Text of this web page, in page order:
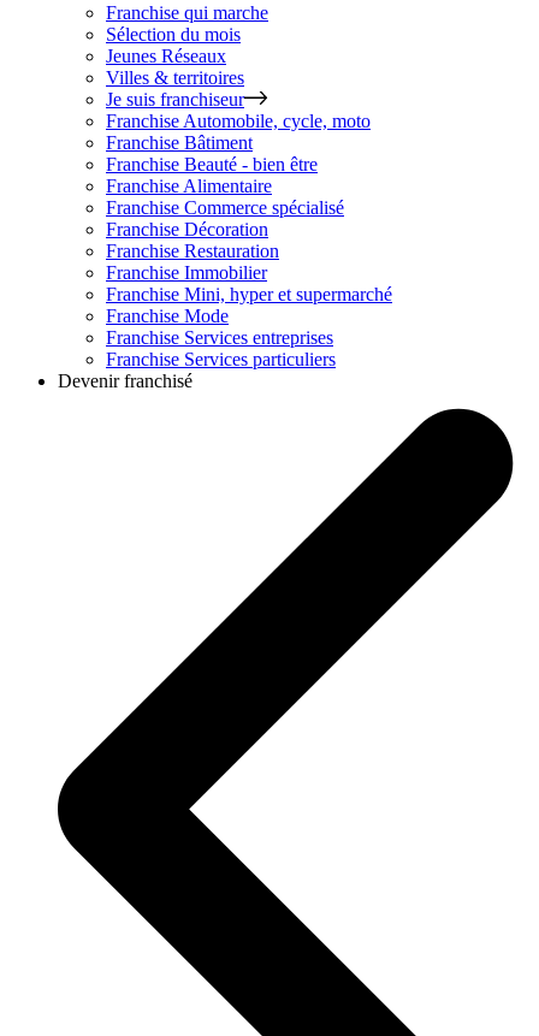
Franchise qui marche
Sélection du mois
Jeunes Réseaux
Villes & territoires
Je suis franchiseur
Franchise Automobile, cycle, moto
Franchise Bâtiment
Franchise Beauté - bien être
Franchise Alimentaire
Franchise Commerce spécialisé
Franchise Décoration
Franchise Restauration
Franchise Immobilier
Franchise Mini, hyper et supermarché
Franchise Mode
Franchise Services entreprises
Franchise Services particuliers
Devenir franchisé